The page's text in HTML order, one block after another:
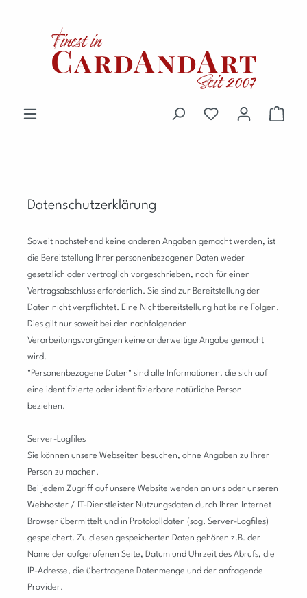
Du hast 0 Produkte
Datenschutzerklärung
Soweit nachstehend keine anderen Angaben gemacht werden, ist
die Bereitstellung Ihrer personenbezogenen Daten weder
gesetzlich oder vertraglich vorgeschrieben, noch für einen
Vertragsabschluss erforderlich. Sie sind zur Bereitstellung der
Daten nicht verpflichtet. Eine Nichtbereitstellung hat keine Folgen.
Dies gilt nur soweit bei den nachfolgenden
Verarbeitungsvorgängen keine anderweitige Angabe gemacht
wird.
"Personenbezogene Daten" sind alle Informationen, die sich auf
eine identifizierte oder identifizierbare natürliche Person
beziehen.
Server-Logfiles
Sie können unsere Webseiten besuchen, ohne Angaben zu Ihrer
Person zu machen.
Bei jedem Zugriff auf unsere Website werden an uns oder unseren
Webhoster / IT-Dienstleister Nutzungsdaten durch Ihren Internet
Browser übermittelt und in Protokolldaten (sog. Server-Logfiles)
gespeichert. Zu diesen gespeicherten Daten gehören z.B. der
Name der aufgerufenen Seite, Datum und Uhrzeit des Abrufs, die
IP-Adresse, die übertragene Datenmenge und der anfragende
Provider.